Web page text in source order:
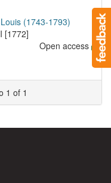
(1743-1793)
[1772]
Open access
1 of 1